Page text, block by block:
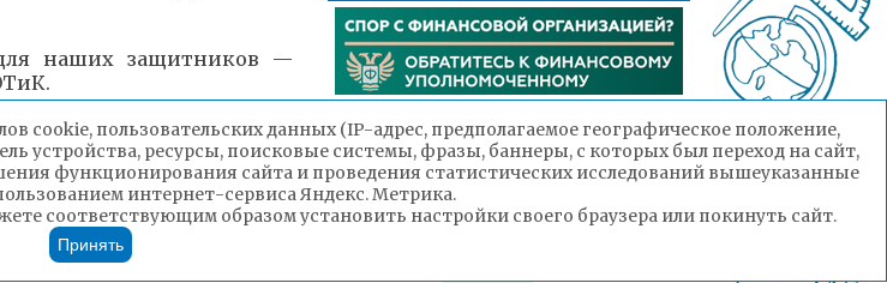
для наших защитников —
cookie, пользовательских данных (IP-адрес, предполагаемое географическое положение,
устройства, ресурсы, поисковые системы, фразы, баннеры, с которых был переход на сайт,
функционирования сайта и проведения статистических исследований вышеуказанные
интернет-сервиса Яндекс. Метрика.
соответствующим образом установить настройки своего браузера или покинуть сайт.
Принять